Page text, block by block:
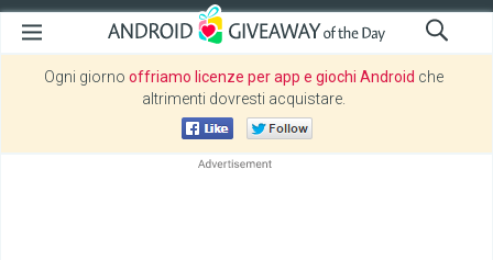
Ogni giorno offriamo licenze per app e giochi Android che
altrimenti dovresti acquistare.